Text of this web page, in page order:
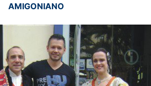
AMIGONIANO